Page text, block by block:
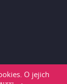
O jejich